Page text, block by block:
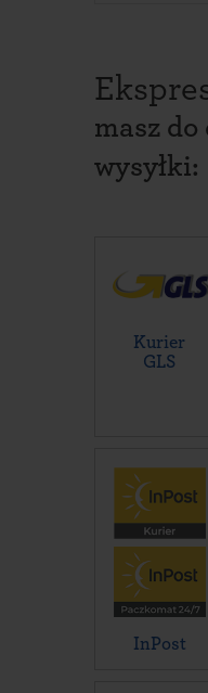
masz
wysyłki:
Kurier
GLS
InPost